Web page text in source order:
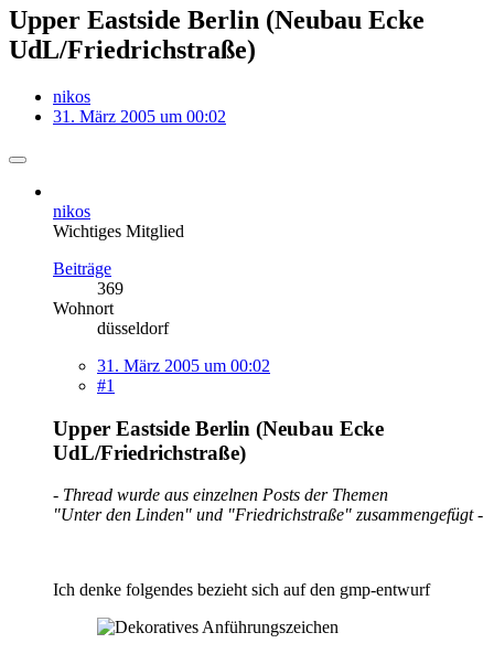
Upper Eastside Berlin (Neubau Ecke
UdL/Friedrichstraße)
nikos
31. März 2005 um 00:02
nikos
Wichtiges Mitglied
Beiträge
369
Wohnort
düsseldorf
31. März 2005 um 00:02
#1
Upper Eastside Berlin (Neubau Ecke
UdL/Friedrichstraße)
- Thread wurde aus einzelnen Posts der Themen
"Unter den Linden" und "Friedrichstraße" zusammengefügt -
Ich denke folgendes bezieht sich auf den gmp-entwurf